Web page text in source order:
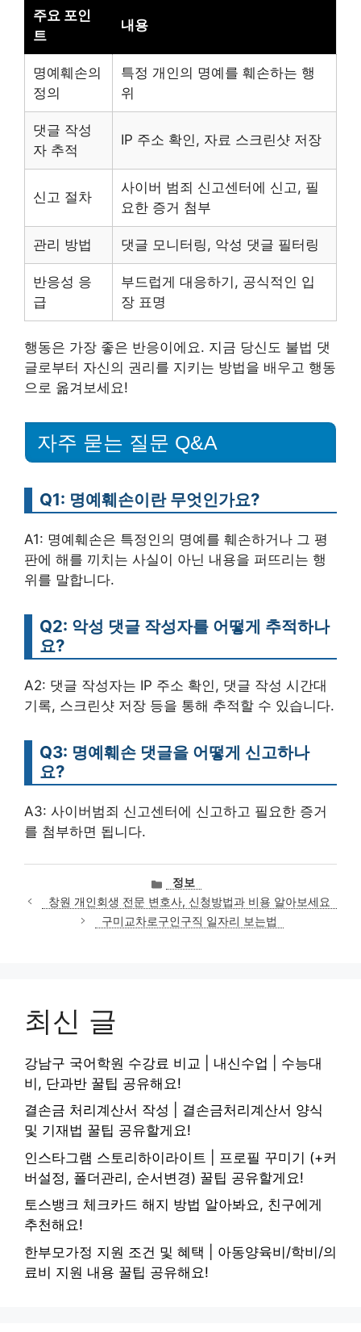
주요 포인
트
내용
명예훼손의
정의
특정 개인의 명예를 훼손하는 행
위
댓글 작성
자 추적
IP 주소 확인, 자료 스크린샷 저장
신고 절차
사이버 범죄 신고센터에 신고, 필
요한 증거 첨부
관리 방법 댓글 모니터링, 악성 댓글 필터링
반응성 응
급
부드럽게 대응하기, 공식적인 입
장 표명
행동은 가장 좋은 반응이에요. 지금 당신도 불법 댓
글로부터 자신의 권리를 지키는 방법을 배우고 행동
으로 옮겨보세요!
자주 묻는 질문 Q&A
Q1: 명예훼손이란 무엇인가요?
A1: 명예훼손은 특정인의 명예를 훼손하거나 그 평
판에 해를 끼치는 사실이 아닌 내용을 퍼뜨리는 행
위를 말합니다.
Q2: 악성 댓글 작성자를 어떻게 추적하나
요?
A2: 댓글 작성자는 IP 주소 확인, 댓글 작성 시간대
기록, 스크린샷 저장 등을 통해 추적할 수 있습니다.
Q3: 명예훼손 댓글을 어떻게 신고하나
요?
A3: 사이버범죄 신고센터에 신고하고 필요한 증거
를 첨부하면 됩니다.
카
테
고
리
정보
창원 개인회생 전문 변호사, 신청방법과 비용 알아보세요
구미교차로구인구직 일자리 보는법
최신 글
강남구 국어학원 수강료 비교 | 내신수업 | 수능대
비, 단과반 꿀팁 공유해요!
결손금 처리계산서 작성 | 결손금처리계산서 양식
및 기재법 꿀팁 공유할게요!
인스타그램 스토리하이라이트 | 프로필 꾸미기 (+커
버설정, 폴더관리, 순서변경) 꿀팁 공유할게요!
토스뱅크 체크카드 해지 방법 알아봐요, 친구에게
추천해요!
한부모가정 지원 조건 및 혜택 | 아동양육비/학비/의
료비 지원 내용 꿀팁 공유해요!